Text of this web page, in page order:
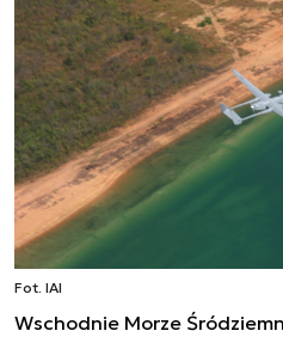
Fot. IAI
Wschodnie Morze